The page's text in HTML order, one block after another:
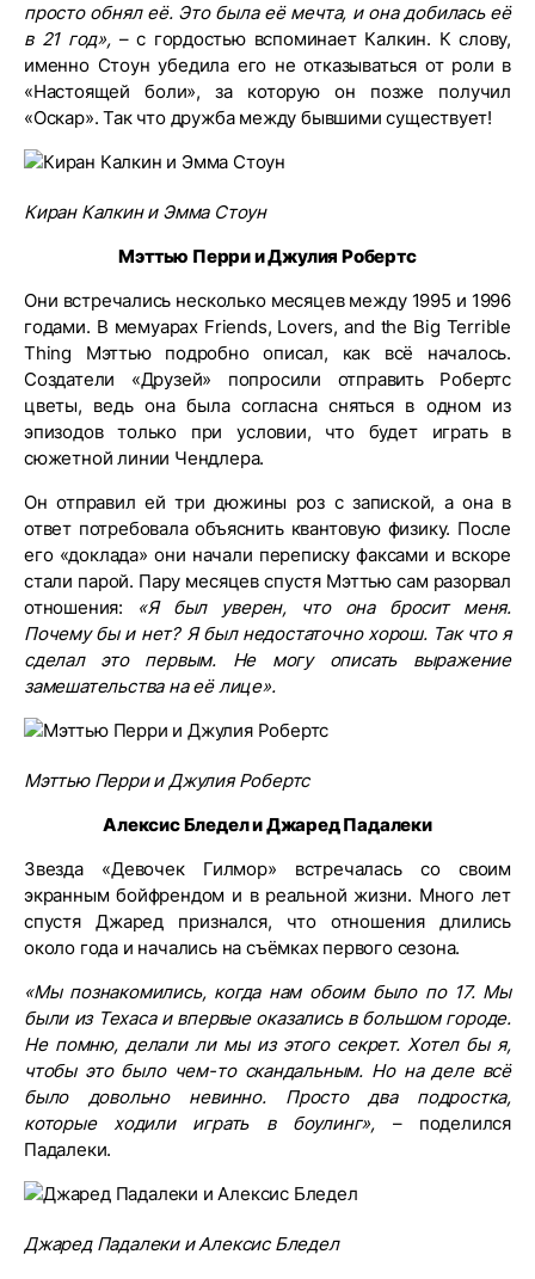
просто обнял её. Это была её мечта, и она добилась её
в 21 год»,– с гордостью вспоминает Калкин. К слову,
именно Стоун убедила его не отказываться от роли в
«Настоящей боли», за которую он позже получил
«Оскар». Так что дружба между бывшими существует!
Киран Калкин и Эмма Стоун
Мэттью Перри и Джулия Робертс
Они встречались несколько месяцев между 1995 и 1996
годами. В мемуарах Friends, Lovers, and the Big Terrible
Thing Мэттью подробно описал, как всё началось.
Создатели «Друзей» попросили отправить Робертс
цветы, ведь она была согласна сняться в одном из
эпизодов только при условии, что будет играть в
сюжетной линии Чендлера.
Он отправил ей три дюжины роз с запиской, а она в
ответ потребовала объяснить квантовую физику. После
его «доклада» они начали переписку факсами и вскоре
стали парой. Пару месяцев спустя Мэттью сам разорвал
отношения: «Я был уверен, что она бросит меня.
Почему бы и нет? Я был недостаточно хорош. Так что я
сделал это первым. Не могу описать выражение
замешательства на её лице».
Мэттью Перри и Джулия Робертс
Алексис Бледел и Джаред Падалеки
Звезда «Девочек Гилмор» встречалась со своим
экранным бойфрендом и в реальной жизни. Много лет
спустя Джаред признался, что отношения длились
около года и начались на съёмках первого сезона.
«Мы познакомились, когда нам обоим было по 17. Мы
были из Техаса и впервые оказались в большом городе.
Не помню, делали ли мы из этого секрет. Хотел бы я,
чтобы это было чем-то скандальным. Но на деле всё
было довольно невинно. Просто два подростка,
которые ходили играть в боулинг», – поделился
Падалеки.
Джаред Падалеки и Алексис Бледел